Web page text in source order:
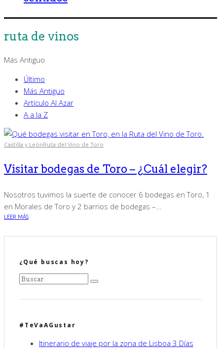
ruta de vinos
Más Antiguo
Último
Más Antiguo
Artículo Al Azar
A a la Z
Castilla y LeónRuta del Vino de Toro
Visitar bodegas de Toro – ¿Cuál elegir?
Nosotros tuvimos la suerte de conocer 6 bodegas en Toro, 1
en Morales de Toro y 2 barrios de bodegas –...
LEER MÁS
¿Qué buscas hoy?
#TeVaAGustar
Itinerario de viaje por la zona de Lisboa 3 Días